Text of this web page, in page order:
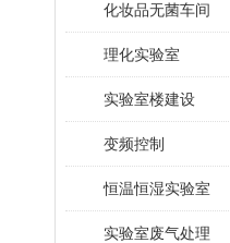
化妆品无菌车间
理化实验室
实验室楼建设
变频控制
恒温恒湿实验室
实验室废气处理